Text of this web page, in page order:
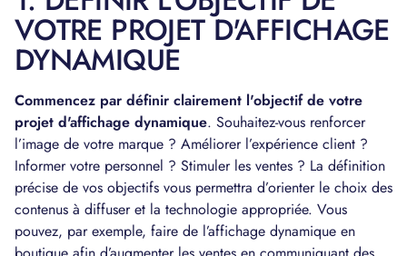
VOTRE PROJET D'AFFICHAGE
DYNAMIQUE
Commencez par définir clairement l'objectif de votre
projet d'affichage dynamique. Souhaitez-vous renforcer
l’image de votre marque ? Améliorer l’expérience client ?
Informer votre personnel ? Stimuler les ventes ? La définition
précise de vos objectifs vous permettra d’orienter le choix des
contenus à diffuser et la technologie appropriée. Vous
pouvez, par exemple, faire de l’affichage dynamique en